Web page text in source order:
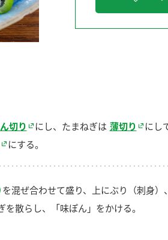
切り にし、たまねぎは 薄切り
にし
にする。
を混ぜ合わせて盛り、上にぶり（刺身）
を散らし、「味ぽん」をかける。